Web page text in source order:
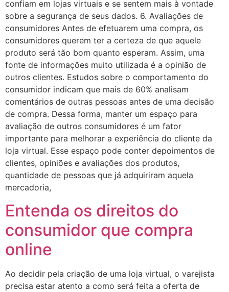
confiam em lojas virtuais e se sentem mais à vontade
sobre a segurança de seus dados. 6. Avaliações de
consumidores Antes de efetuarem uma compra, os
consumidores querem ter a certeza de que aquele
produto será tão bom quanto esperam. Assim, uma
fonte de informações muito utilizada é a opinião de
outros clientes. Estudos sobre o comportamento do
consumidor indicam que mais de 60% analisam
comentários de outras pessoas antes de uma decisão
de compra. Dessa forma, manter um espaço para
avaliação de outros consumidores é um fator
importante para melhorar a experiência do cliente da
loja virtual. Esse espaço pode conter depoimentos de
clientes, opiniões e avaliações dos produtos,
quantidade de pessoas que já adquiriram aquela
mercadoria,
Entenda os direitos do
consumidor que compra
online
Ao decidir pela criação de uma loja virtual, o varejista
precisa estar atento a como será feita a oferta de